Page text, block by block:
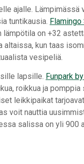
ajalle. Lämpimässä
tuntikausia. Flamingo
on +32
altaissa, kun taas
vesipeliä.
lapsille. Funpark
roikkua ja pomppia
leikkipaikat
voit nauttia
salissa on yli 900